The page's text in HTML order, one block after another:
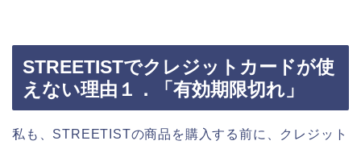
STREETISTでクレジットカードが使
えない理由１．「有効期限切れ」
私も、STREETISTの商品を購入する前に、クレジット